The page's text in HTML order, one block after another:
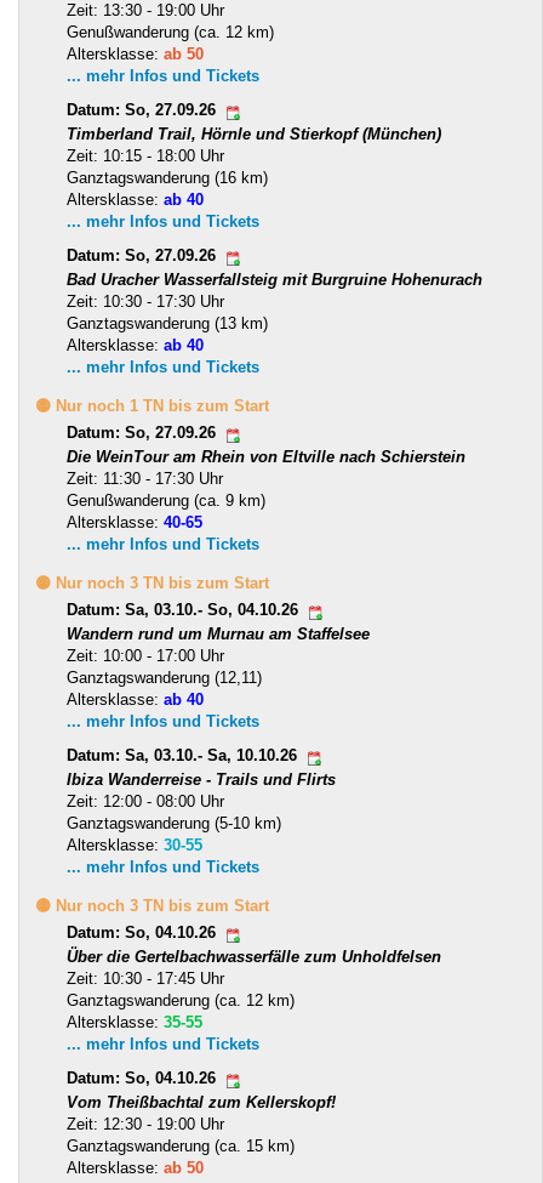
Zeit: 13:30 - 19:00 Uhr
Genußwanderung (ca. 12 km)
Altersklasse: ab 50
... mehr Infos und Tickets
Datum: So, 27.09.26
Timberland Trail, Hörnle und Stierkopf (München)
Zeit: 10:15 - 18:00 Uhr
Ganztagswanderung (16 km)
Altersklasse: ab 40
... mehr Infos und Tickets
Datum: So, 27.09.26
Bad Uracher Wasserfallsteig mit Burgruine Hohenurach
Zeit: 10:30 - 17:30 Uhr
Ganztagswanderung (13 km)
Altersklasse: ab 40
... mehr Infos und Tickets
🟡 Nur noch 1 TN bis zum Start
Datum: So, 27.09.26
Die WeinTour am Rhein von Eltville nach Schierstein
Zeit: 11:30 - 17:30 Uhr
Genußwanderung (ca. 9 km)
Altersklasse: 40-65
... mehr Infos und Tickets
🟡 Nur noch 3 TN bis zum Start
Datum: Sa, 03.10.- So, 04.10.26
Wandern rund um Murnau am Staffelsee
Zeit: 10:00 - 17:00 Uhr
Ganztagswanderung (12,11)
Altersklasse: ab 40
... mehr Infos und Tickets
Datum: Sa, 03.10.- Sa, 10.10.26
Ibiza Wanderreise - Trails und Flirts
Zeit: 12:00 - 08:00 Uhr
Ganztagswanderung (5-10 km)
Altersklasse: 30-55
... mehr Infos und Tickets
🟡 Nur noch 3 TN bis zum Start
Datum: So, 04.10.26
Über die Gertelbachwasserfälle zum Unholdfelsen
Zeit: 10:30 - 17:45 Uhr
Ganztagswanderung (ca. 12 km)
Altersklasse: 35-55
... mehr Infos und Tickets
Datum: So, 04.10.26
Vom Theißbachtal zum Kellerskopf!
Zeit: 12:30 - 19:00 Uhr
Ganztagswanderung (ca. 15 km)
Altersklasse: ab 50